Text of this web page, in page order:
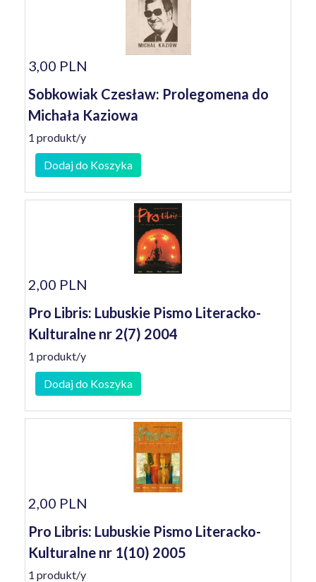
3,00 PLN
Sobkowiak Czesław: Prolegomena do
Michała Kaziowa
1 produkt/y
Dodaj do Koszyka
2,00 PLN
Pro Libris: Lubuskie Pismo Literacko-
Kulturalne nr 2(7) 2004
1 produkt/y
Dodaj do Koszyka
2,00 PLN
Pro Libris: Lubuskie Pismo Literacko-
Kulturalne nr 1(10) 2005
1 produkt/y